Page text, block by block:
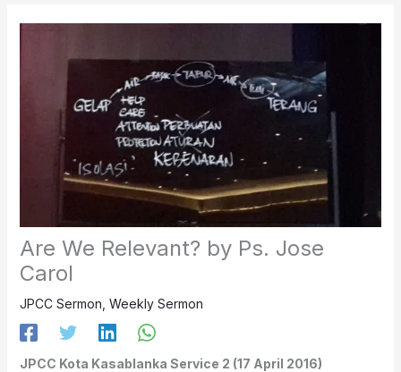
Are We Relevant? by Ps. Jose
Carol
JPCC Sermon Weekly Sermon
JPCC Kota Kasablanka Service 2 (17 April 2016)